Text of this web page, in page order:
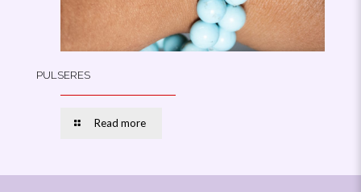
PULSERES
Read more